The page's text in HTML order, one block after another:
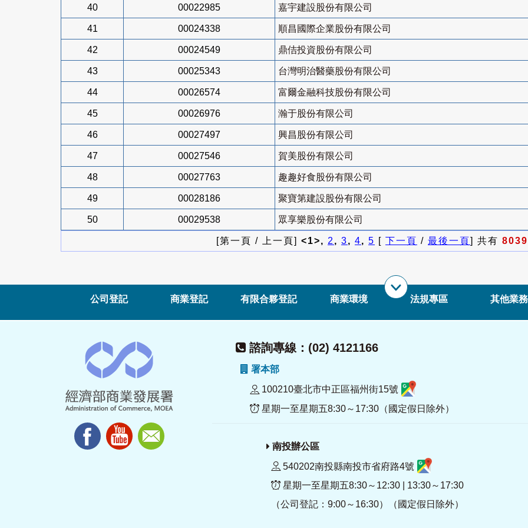
40 00022985 嘉宇建設股份有限公司
41 00024338 順昌國際企業股份有限公司
42 00024549 鼎佶投資股份有限公司
43 00025343 台灣明治醫藥股份有限公司
44 00026574 富爾金融科技股份有限公司
45 00026976 瀚于股份有限公司
46 00027497 興昌股份有限公司
47 00027546 賀美股份有限公司
48 00027763 趣趣好食股份有限公司
49 00028186 聚寶第建設股份有限公司
50 00029538 眾享樂股份有限公司
[第一頁 / 上一頁] <1>, 2, 3, 4, 5 [ 下一頁 / 最後一頁] 共有 8039
公司登記 商業登記 有限合夥登記 商業環境 法規專區 其他業務
諮詢專線：(02) 4121166
署本部
100210臺北市中正區福州街15號
星期一至星期五8:30～17:30（國定假日除外）
南投辦公區
540202南投縣南投市省府路4號
星期一至星期五8:30～12:30 | 13:30～17:30
（公司登記：9:00～16:30）（國定假日除外）